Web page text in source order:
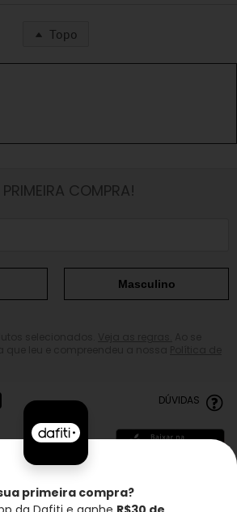
Topo
COMPRA!
Masculino
DÚVIDAS
primeira compra?